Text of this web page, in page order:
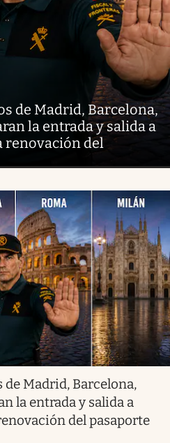
de Madrid, Barcelona,
la entrada y salida a
renovación del
de Madrid, Barcelona,
la entrada y salida a
del pasaporte